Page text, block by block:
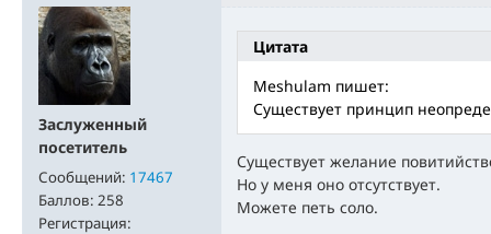
Заслуженный
посетитель
Сообщений: 17467
Баллов: 258
Регистрация:
Цитата
Meshulam пишет:
Существует принцип
Существует желание
Но у меня оно отсутствует.
Можете петь соло.